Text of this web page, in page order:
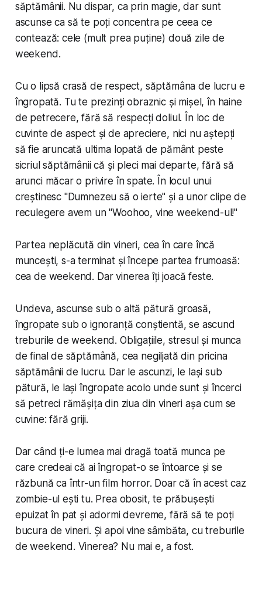
săptămânii. Nu dispar, ca prin magie, dar sunt
ascunse ca să te poți concentra pe ceea ce
contează: cele (mult prea puține) două zile de
weekend.
Cu o lipsă crasă de respect, săptămâna de lucru e
îngropată. Tu te prezinți obraznic și mișel, în haine
de petrecere, fără să respecți doliul. În loc de
cuvinte de aspect și de apreciere, nici nu aștepți
să fie aruncată ultima lopată de pământ peste
sicriul săptămânii că și pleci mai departe, fără să
arunci măcar o privire în spate. În locul unui
creștinesc "Dumnezeu să o ierte" și a unor clipe de
reculegere avem un "Woohoo, vine weekend-ul!"
Partea neplăcută din vineri, cea în care încă
muncești, s-a terminat și începe partea frumoasă:
cea de weekend. Dar vinerea îți joacă feste.
Undeva, ascunse sub o altă pătură groasă,
îngropate sub o ignoranță conștientă, se ascund
treburile de weekend. Obligațiile, stresul și munca
de final de săptămână, cea negiljată din pricina
săptămânii de lucru. Dar le ascunzi, le lași sub
pătură, le lași îngropate acolo unde sunt și încerci
să petreci rămășița din ziua din vineri așa cum se
cuvine: fără griji.
Dar când ți-e lumea mai dragă toată munca pe
care credeai că ai îngropat-o se întoarce și se
răzbună ca într-un film horror. Doar că în acest caz
zombie-ul ești tu. Prea obosit, te prăbușești
epuizat în pat și adormi devreme, fără să te poți
bucura de vineri. Și apoi vine sâmbăta, cu treburile
de weekend. Vinerea? Nu mai e, a fost.